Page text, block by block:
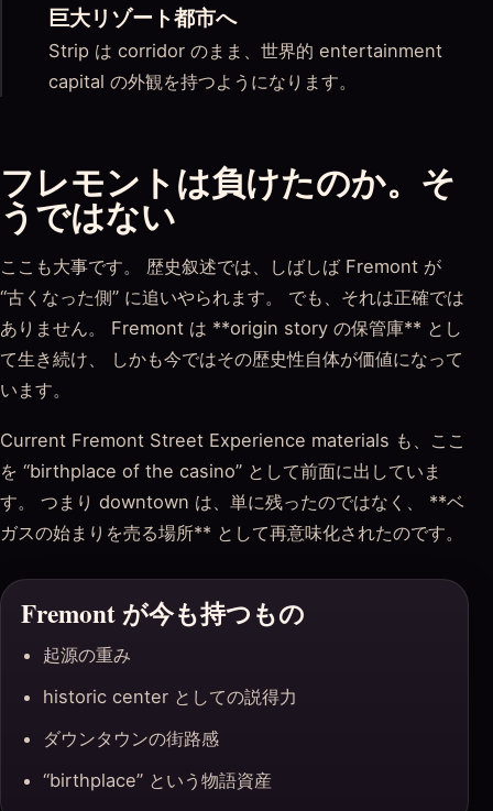
巨大リゾート都市へ
Strip は corridor のまま、世界的 entertainment
capital の外観を持つようになります。
フレモントは負けたのか。そ
うではない
ここも大事です。 歴史叙述では、しばしば Fremont が
“古くなった側” に追いやられます。 でも、それは正確では
ありません。 Fremont は **origin story の保管庫** とし
て生き続け、 しかも今ではその歴史性自体が価値になって
います。
Current Fremont Street Experience materials も、ここ
を “birthplace of the casino” として前面に出していま
す。 つまり downtown は、単に残ったのではなく、 **ベ
ガスの始まりを売る場所** として再意味化されたのです。
Fremont が今も持つもの
起源の重み
historic center としての説得力
ダウンタウンの街路感
“birthplace” という物語資産